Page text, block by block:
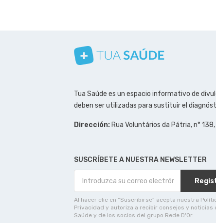
Conozca nuestro canal
Síguenos en Instagram
Síguenos en Facebook
Síguenos en Pinterest
Tua Saúde es un espacio informativo de
deben ser utilizadas para sustituir el
Dirección: Rua Voluntários da Pátria, n°
SUSCRÍBETE A NUESTRA NEWSLETTER
Al hacer clic en ”Suscribirse” acepta nuestra
Privacidad y autoriza a recibir consejos y noticias
Saúde y de los socios del grupo Rede D'Or.